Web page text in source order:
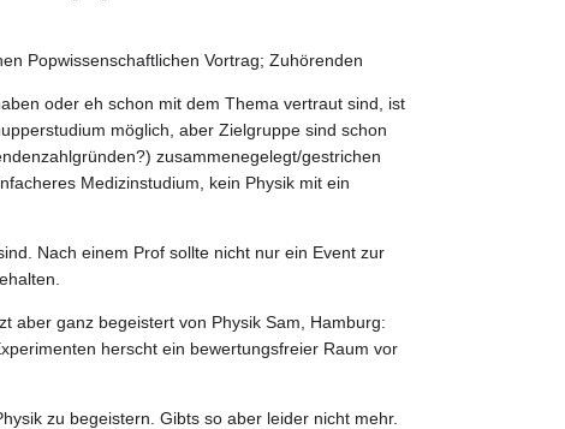
Popwissenschaftlichen Vortrag; Zuhörenden
oder eh schon mit dem Thema vertraut sind, ist
möglich, aber Zielgruppe sind schon
zusammenegelegt/gestrichen
Medizinstudium, kein Physik mit ein
Nach einem Prof sollte nicht nur ein Event zur
aber ganz begeistert von Physik Sam, Hamburg:
herscht ein bewertungsfreier Raum vor
zu begeistern. Gibts so aber leider nicht mehr.